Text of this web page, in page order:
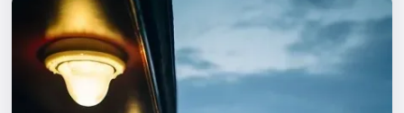
Выставки
Квесты
Экскурсии